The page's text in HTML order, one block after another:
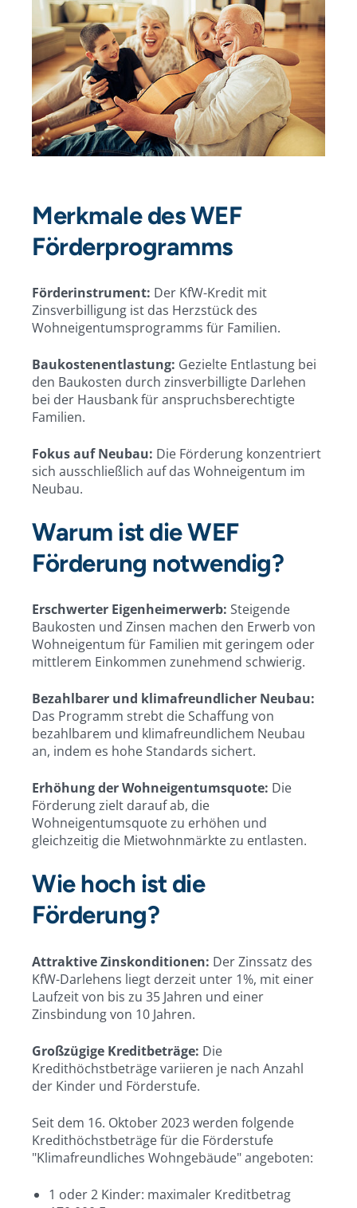
Merkmale des WEF
Förderprogramms
Förderinstrument: Der KfW-Kredit mit
Zinsverbilligung ist das Herzstück des
Wohneigentumsprogramms für Familien.
Baukostenentlastung: Gezielte Entlastung bei
den Baukosten durch zinsverbilligte Darlehen
bei der Hausbank für anspruchsberechtigte
Familien.
Fokus auf Neubau: Die Förderung konzentriert
sich ausschließlich auf das Wohneigentum im
Neubau.
Warum ist die WEF
Förderung notwendig?
Erschwerter Eigenheimerwerb: Steigende
Baukosten und Zinsen machen den Erwerb von
Wohneigentum für Familien mit geringem oder
mittlerem Einkommen zunehmend schwierig.
Bezahlbarer und klimafreundlicher Neubau:
Das Programm strebt die Schaffung von
bezahlbarem und klimafreundlichem Neubau
an, indem es hohe Standards sichert.
Erhöhung der Wohneigentumsquote: Die
Förderung zielt darauf ab, die
Wohneigentumsquote zu erhöhen und
gleichzeitig die Mietwohnmärkte zu entlasten.
Wie hoch ist die
Förderung?
Attraktive Zinskonditionen: Der Zinssatz des
KfW-Darlehens liegt derzeit unter 1%, mit einer
Laufzeit von bis zu 35 Jahren und einer
Zinsbindung von 10 Jahren.
Großzügige Kreditbeträge: Die
Kredithöchstbeträge variieren je nach Anzahl
der Kinder und Förderstufe.
Seit dem 16. Oktober 2023 werden folgende
Kredithöchstbeträge für die Förderstufe
"Klimafreundliches Wohngebäude" angeboten:
1 oder 2 Kinder: maximaler Kreditbetrag